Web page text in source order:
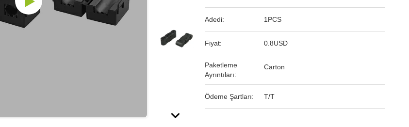
Adedi: 1PCS
Fiyat: 0.8USD
Paketleme
Ayrıntıları:
Carton
Ödeme Şartları: T/T